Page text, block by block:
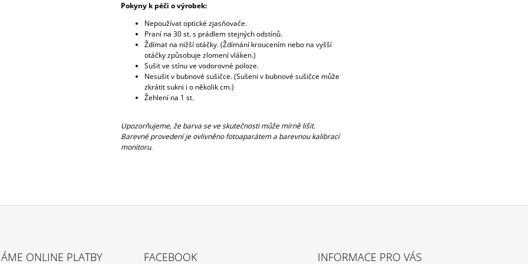
Pokyny k péči o výrobek:
Nepoužívat optické zjasňovače.
Praní na 30 st. s prádlem stejných odstínů.
Ždímat na nižší otáčky. (Ždímání kroucením nebo na vyšší
otáčky způsobuje zlomení vláken.)
Sušit ve stínu ve vodorovné poloze.
Nesušit v bubnové sušičce. (Sušení v bubnové sušičce může
zkrátit sukni i o několik cm.)
Žehlení na 1 st.
Upozorňujeme, že barva se ve skutečnosti může mírně lišit.
Barevné provedení je ovlivněno fotoaparátem a barevnou kalibrací
monitoru.
ONLINE PLATBY FACEBOOK INFORMACE PRO VÁS